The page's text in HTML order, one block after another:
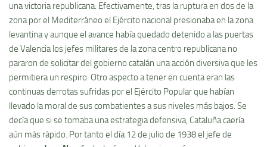
una victoria republicana. Efectivamente, tras la ruptura en dos de la
zona por el Mediterráneo el Ejército nacional presionaba en la zona
levantina y aunque el avance habí­a quedado detenido a las puertas
de Valencia los jefes militares de la zona centro republicana no
pararon de solicitar del gobierno catalán una acción diversiva que les
permitiera un respiro. Otro aspecto a tener en cuenta eran las
continuas derrotas sufridas por el Ejército Popular que habí­an
llevado la moral de sus combatientes a sus niveles más bajos. Se
decí­a que si se tomaba una estrategia defensiva, Cataluña caerí­a
aún más rápido. Por tanto el dí­a 12 de julio de 1938 el jefe de